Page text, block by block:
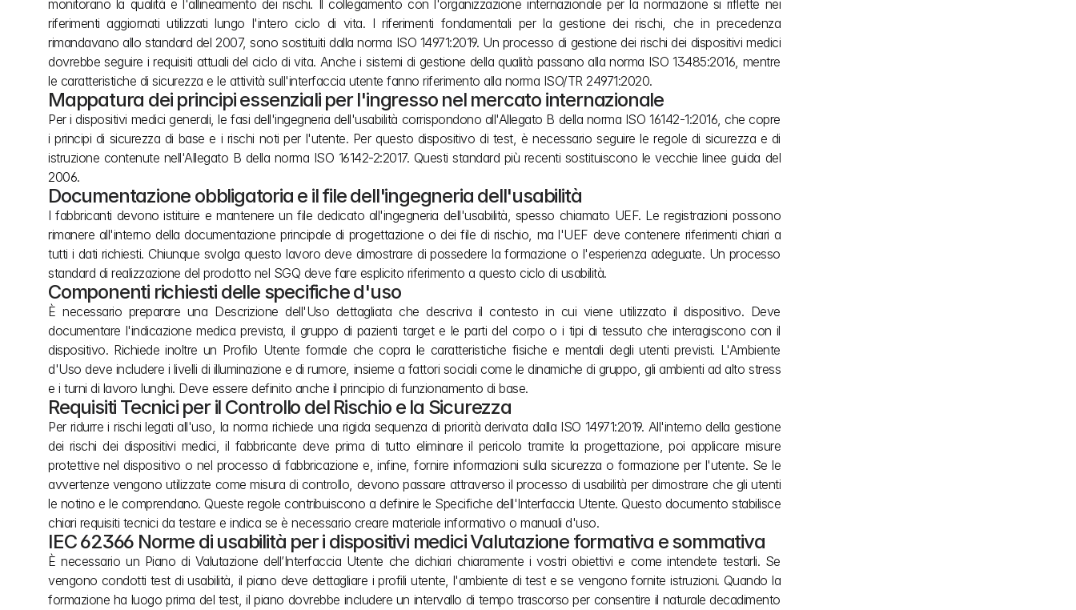
monitorano la qualità e l'allineamento dei rischi. Il collegamento con l'organizzazione internazionale per la normazione si riflette nei
riferimenti aggiornati utilizzati lungo l'intero ciclo di vita. I riferimenti fondamentali per la gestione dei rischi, che in precedenza
rimandavano allo standard del 2007, sono sostituiti dalla norma ISO 14971:2019. Un processo di gestione dei rischi dei dispositivi medici
dovrebbe seguire i requisiti attuali del ciclo di vita. Anche i sistemi di gestione della qualità passano alla norma ISO 13485:2016, mentre
le caratteristiche di sicurezza e le attività sull'interfaccia utente fanno riferimento alla norma ISO/TR 24971:2020.
Mappatura dei principi essenziali per l'ingresso nel mercato internazionale
Per i dispositivi medici generali, le fasi dell'ingegneria dell'usabilità corrispondono all'Allegato B della norma ISO 16142-1:2016, che copre
i principi di sicurezza di base e i rischi noti per l'utente. Per questo dispositivo di test, è necessario seguire le regole di sicurezza e di
istruzione contenute nell'Allegato B della norma ISO 16142-2:2017. Questi standard più recenti sostituiscono le vecchie linee guida del
2006.
Documentazione obbligatoria e il file dell'ingegneria dell'usabilità
I fabbricanti devono istituire e mantenere un file dedicato all'ingegneria dell'usabilità, spesso chiamato UEF. Le registrazioni possono
rimanere all'interno della documentazione principale di progettazione o dei file di rischio, ma l'UEF deve contenere riferimenti chiari a
tutti i dati richiesti. Chiunque svolga questo lavoro deve dimostrare di possedere la formazione o l'esperienza adeguate. Un processo
standard di realizzazione del prodotto nel SGQ deve fare esplicito riferimento a questo ciclo di usabilità.
Componenti richiesti delle specifiche d'uso
È necessario preparare una Descrizione dell'Uso dettagliata che descriva il contesto in cui viene utilizzato il dispositivo. Deve
documentare l'indicazione medica prevista, il gruppo di pazienti target e le parti del corpo o i tipi di tessuto che interagiscono con il
dispositivo. Richiede inoltre un Profilo Utente formale che copra le caratteristiche fisiche e mentali degli utenti previsti. L'Ambiente
d'Uso deve includere i livelli di illuminazione e di rumore, insieme a fattori sociali come le dinamiche di gruppo, gli ambienti ad alto stress
e i turni di lavoro lunghi. Deve essere definito anche il principio di funzionamento di base.
Requisiti Tecnici per il Controllo del Rischio e la Sicurezza
Per ridurre i rischi legati all'uso, la norma richiede una rigida sequenza di priorità derivata dalla ISO 14971:2019. All'interno della gestione
dei rischi dei dispositivi medici, il fabbricante deve prima di tutto eliminare il pericolo tramite la progettazione, poi applicare misure
protettive nel dispositivo o nel processo di fabbricazione e, infine, fornire informazioni sulla sicurezza o formazione per l'utente. Se le
avvertenze vengono utilizzate come misura di controllo, devono passare attraverso il processo di usabilità per dimostrare che gli utenti
le notino e le comprendano. Queste regole contribuiscono a definire le Specifiche dell'Interfaccia Utente. Questo documento stabilisce
chiari requisiti tecnici da testare e indica se è necessario creare materiale informativo o manuali d'uso.
IEC 62366 Norme di usabilità per i dispositivi medici Valutazione formativa e sommativa
È necessario un Piano di Valutazione dell’Interfaccia Utente che dichiari chiaramente i vostri obiettivi e come intendete testarli. Se
vengono condotti test di usabilità, il piano deve dettagliare i profili utente, l'ambiente di test e se vengono fornite istruzioni. Quando la
formazione ha luogo prima del test, il piano dovrebbe includere un intervallo di tempo trascorso per consentire il naturale decadimento